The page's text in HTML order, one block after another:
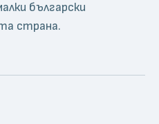
български
страна.